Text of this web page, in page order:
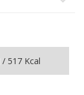
/ 517 Kcal